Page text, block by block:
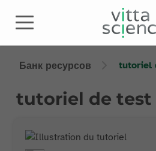
Банк ресурсов tutoriel
tutoriel de test